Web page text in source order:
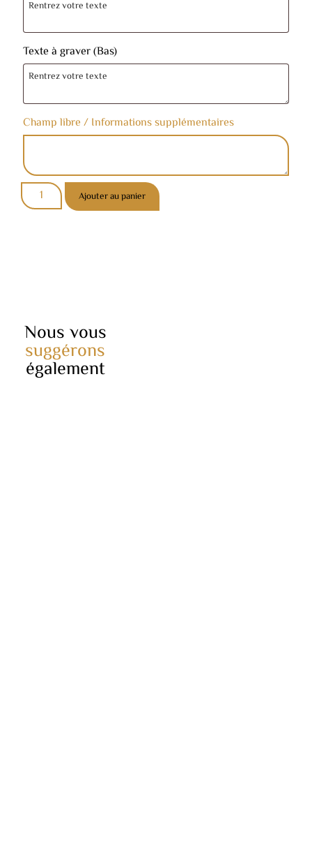
Texte à graver (Bas)
Champ libre / Informations supplémentaires
Ajouter au panier
Nous vous
suggérons
également